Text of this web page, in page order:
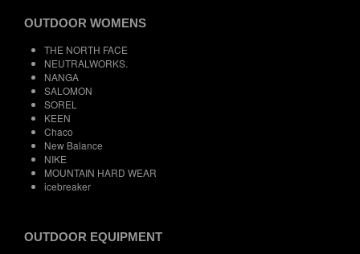
OUTDOOR WOMENS
THE NORTH FACE
NEUTRALWORKS.
NANGA
SALOMON
SOREL
KEEN
Chaco
New Balance
NIKE
MOUNTAIN HARD WEAR
icebreaker
OUTDOOR EQUIPMENT